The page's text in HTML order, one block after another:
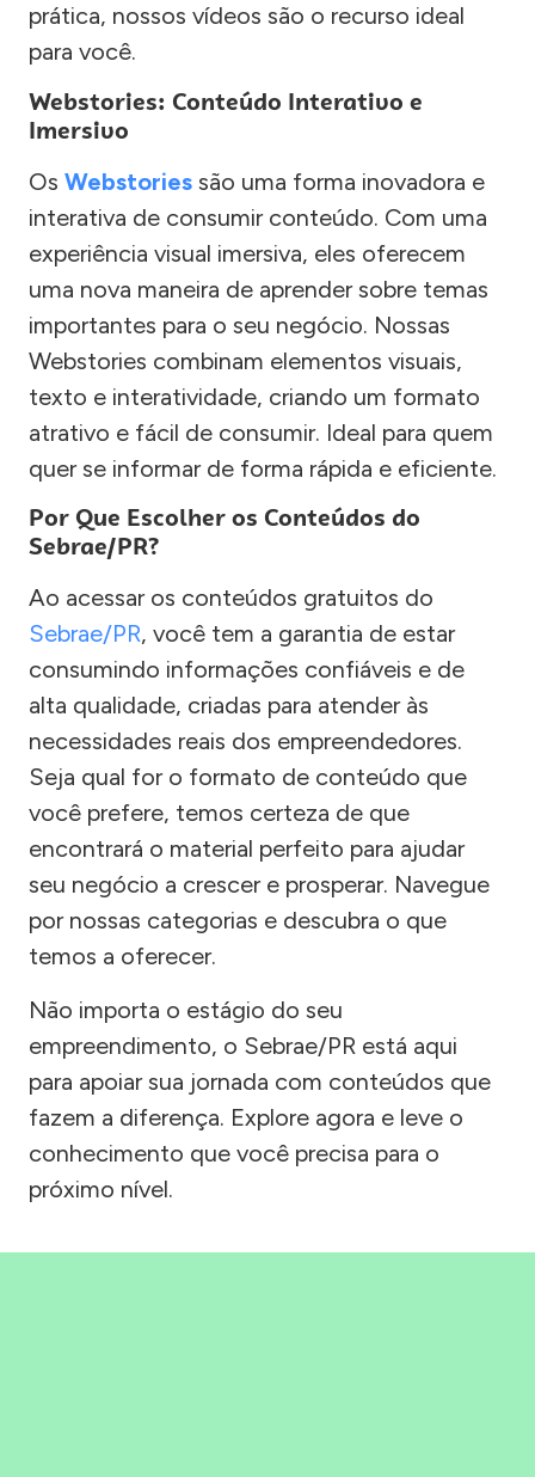
prática, nossos vídeos são o recurso ideal
para você.
Webstories: Conteúdo Interativo e
Imersivo
Os Webstories são uma forma inovadora e
interativa de consumir conteúdo. Com uma
experiência visual imersiva, eles oferecem
uma nova maneira de aprender sobre temas
importantes para o seu negócio. Nossas
Webstories combinam elementos visuais,
texto e interatividade, criando um formato
atrativo e fácil de consumir. Ideal para quem
quer se informar de forma rápida e eficiente.
Por Que Escolher os Conteúdos do
Sebrae/PR?
Ao acessar os conteúdos gratuitos do
Sebrae/PR, você tem a garantia de estar
consumindo informações confiáveis e de
alta qualidade, criadas para atender às
necessidades reais dos empreendedores.
Seja qual for o formato de conteúdo que
você prefere, temos certeza de que
encontrará o material perfeito para ajudar
seu negócio a crescer e prosperar. Navegue
por nossas categorias e descubra o que
temos a oferecer.
Não importa o estágio do seu
empreendimento, o Sebrae/PR está aqui
para apoiar sua jornada com conteúdos que
fazem a diferença. Explore agora e leve o
conhecimento que você precisa para o
próximo nível.